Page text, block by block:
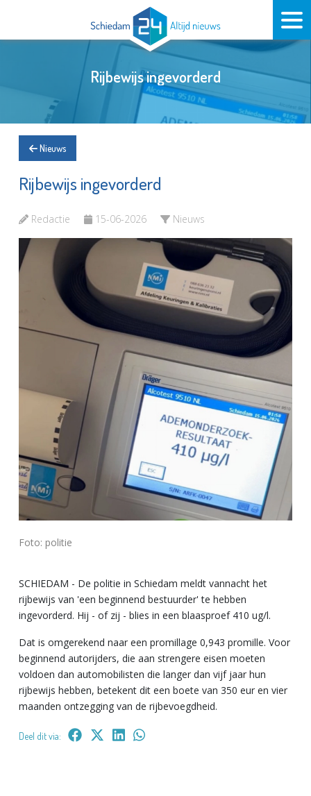
Rijbewijs ingevorderd
Nieuws
Rijbewijs ingevorderd
Redactie 15-06-2026 Nieuws
Foto: politie
SCHIEDAM - De politie in Schiedam meldt vannacht het
rijbewijs van 'een beginnend bestuurder' te hebben
ingevorderd. Hij - of zij - blies in een blaasproef 410 ug/l.
Dat is omgerekend naar een promillage 0,943 promille. Voor
beginnend autorijders, die aan strengere eisen moeten
voldoen dan automobilisten die langer dan vijf jaar hun
rijbewijs hebben, betekent dit een boete van 350 eur en vier
maanden ontzegging van de rijbevoegdheid.
Deel dit via: